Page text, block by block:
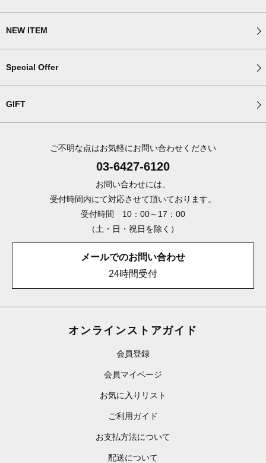
NEW ITEM
Special Offer
GIFT
ご不明な点はお気軽にお問い合わせください
03-6427-6120
お問い合わせには、
受付時間内にて対応させて頂いております。
受付時間 10：00～17：00
（土・日・祝日を除く）
メールでのお問い合わせ
24時間受付
オンラインストアガイド
会員登録
会員マイページ
お気に入りリスト
ご利用ガイド
お支払方法について
配送について